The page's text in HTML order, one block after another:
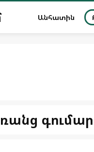
Անհատին
գումար